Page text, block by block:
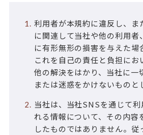
利用者が本規約に違反し、ま
に関連して当社や他の利用者
に有形無形の損害を与えた場
これを自己の責任と負担にお
他の解決をはかり、当社に一
または迷惑をかけないものと
当社は、当社SNSを通じて
れる情報について、その内容
したものではありません。従